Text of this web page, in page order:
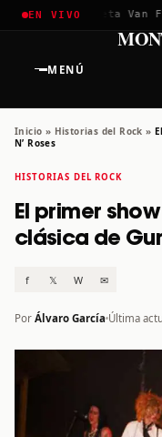
EN VIVO
2026✱Greta Van
MENÚ
Inicio » Historias del Rock »
N’ Roses
HISTORIAS DEL ROCK
El primer
clásica de
f 𝕏 W ✉
Por Álvaro García Última